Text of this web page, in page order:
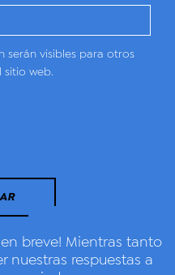
serán visibles para otros
sitio web.
breve! Mientras tanto
nuestras respuestas a